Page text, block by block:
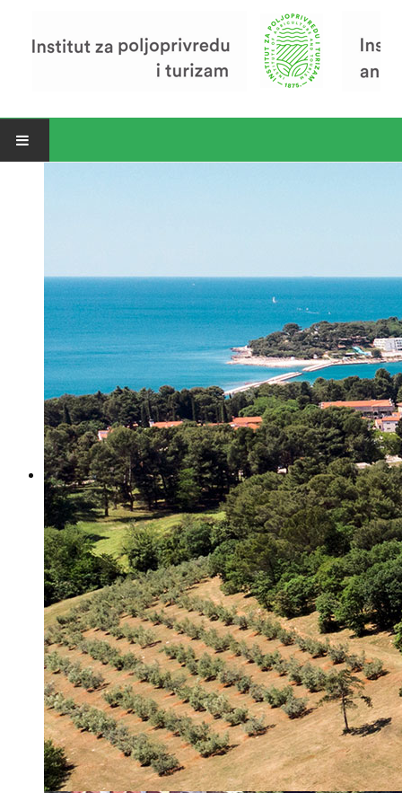
Zavod za poljoprivredu i prehranu
Zavod za ekonomiku i razvoj poljoprivrede
Zavod za turizam
Pokusno poljoprivredno imanje
Zaposlenici
Euraxess
Misija i vizija
Upravno Vijeće
Rad Upravnog vijeća
Znanstveno Vijeće
Rad Znanstvenog vijeća
Etičko povjerenstvo
Etički kodeks
Financiranje
Proračun
Potpore
PROGRAMSKO FINANCIRANJE
Izvještavanje po uredbi
Projekti Instituta
Dialogue4Tourism
REVIVE
WASTEREDUCE
MITOMED+
WINTERMED
CASTWATER
INHERIT